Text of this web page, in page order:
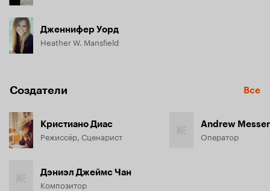
Дженнифер Уорд
Heather W. Mansfield
Создатели Все
Кристиано Диас
Режиссёр, Сценарист
Дэниэл Джеймс Чан
Композитор
Andrew
Оператор